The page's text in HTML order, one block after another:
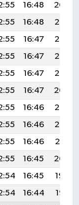
16:48
20:09
16:48
20:08
16:47
20:07
16:47
20:06
16:47
20:05
16:47
20:04
16:46
20:03
16:46
20:02
16:46
20:01
16:45
20:00
16:45
19:59
16:44
19:58